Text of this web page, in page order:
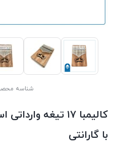
شناسه
کالیمبا ۱۷ تیغه
با گارانتی